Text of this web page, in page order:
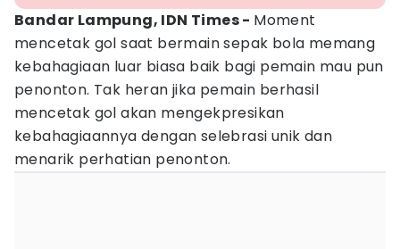
Bandar Lampung, IDN Times - Moment
mencetak gol saat bermain sepak bola memang
kebahagiaan luar biasa baik bagi pemain mau pun
penonton. Tak heran jika pemain berhasil
mencetak gol akan mengekpresikan
kebahagiaannya dengan selebrasi unik dan
menarik perhatian penonton.